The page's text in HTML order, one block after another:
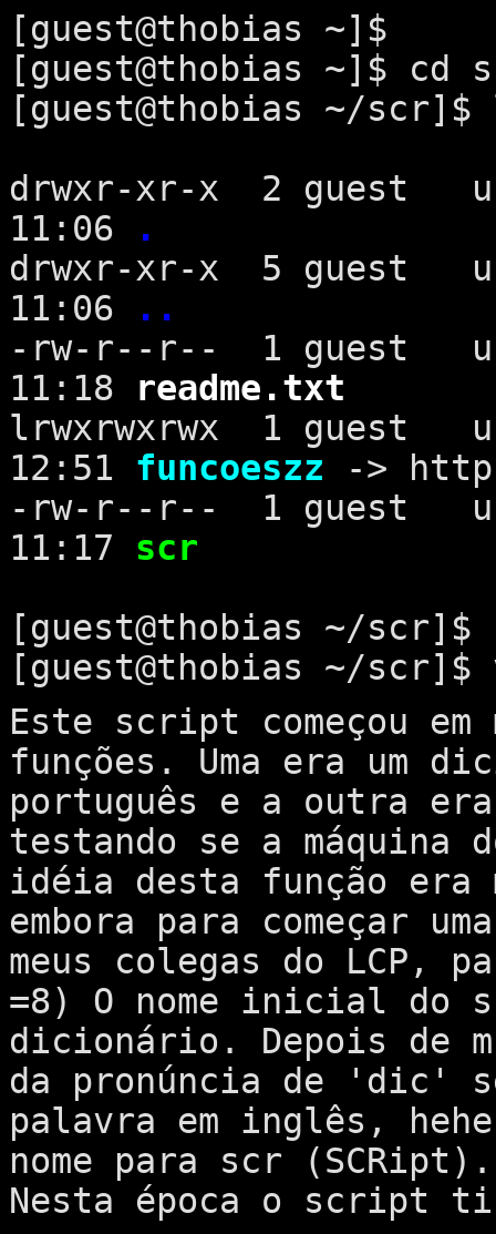
[guest@thobias ~]$
[guest@thobias ~]$ cd
[guest@thobias ~/
drwxr-xr-x 2
11:06
.
drwxr-xr-x 5
11:06
..
-rw-r--r-- 1 guest
11:18
readme.txt
lrwxrwxrwx 1
12:51 funcoeszz ->
-rw-r--r-- 1 guest
11:17 scr
[guest@thobias ~/scr]$
[guest@thobias ~/
Este script começou em
funções. Uma era um
português e a outra
testando se a
idéia desta função era
embora para começar
meus colegas do LCP,
=8) O nome inicial do
dicionário. Depois de
da pronúncia de 'dic'
palavra em inglês,
nome para scr
Nesta época o script